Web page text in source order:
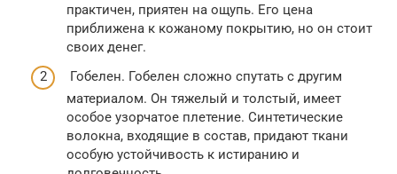
практичен, приятен на ощупь. Его цена
приближена к кожаному покрытию, но он стоит
своих денег.
Гобелен. Гобелен сложно спутать с другим
материалом. Он тяжелый и толстый, имеет
особое узорчатое плетение. Синтетические
волокна, входящие в состав, придают ткани
особую устойчивость к истиранию и